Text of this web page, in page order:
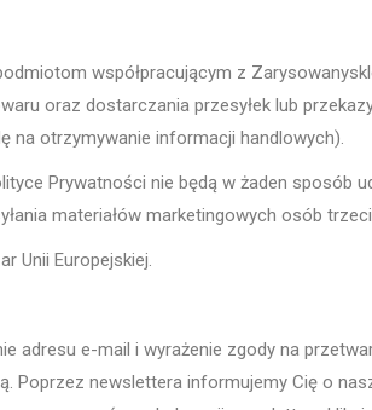
współpracującym z
oraz dostarczania przesyłek lub
na otrzymywanie informacji handlowych).
Prywatności nie będą w żaden sposób
materiałów marketingowych osób
Unii Europejskiej.
adresu e-mail i wyrażenie zgody na
Poprzez newslettera informujemy Cię o